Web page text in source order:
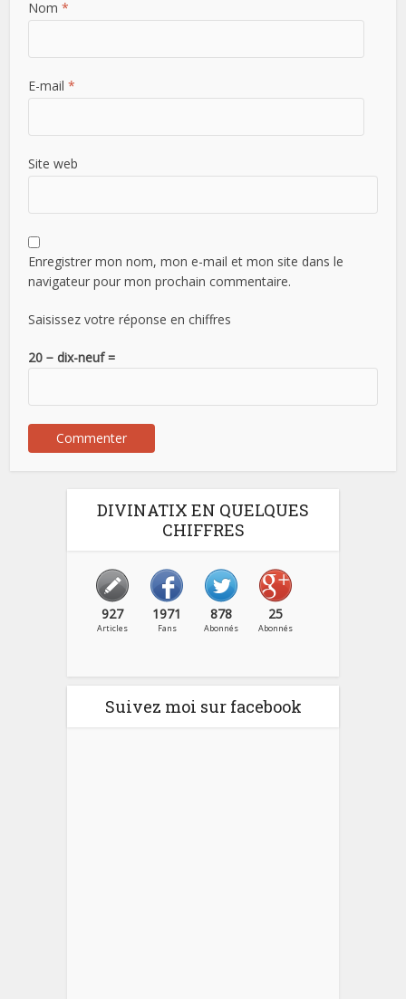
Nom*
E-mail*
Site web
Enregistrer mon nom, mon e-mail et mon site dans le
navigateur pour mon prochain commentaire.
Saisissez votre réponse en chiffres
20 − dix-neuf =
DIVINATIX EN QUELQUES
CHIFFRES
927
Articles
1971
Fans
878
Abonnés
25
Abonnés
Suivez moi sur facebook